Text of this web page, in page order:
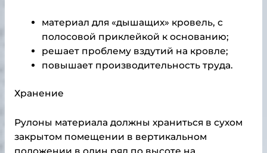
материал для «дышащих» кровель, с
полосовой приклейкой к основанию;
решает проблему вздутий на кровле;
повышает производительность труда.
Хранение
Рулоны материала должны храниться в сухом
закрытом помещении в вертикальном